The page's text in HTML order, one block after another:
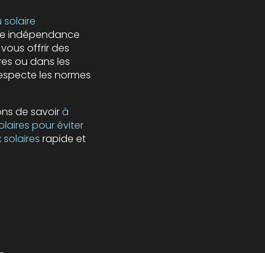
indépendance
offrir des
ou dans les
les normes
de savoirà
pour éviter
rapide et